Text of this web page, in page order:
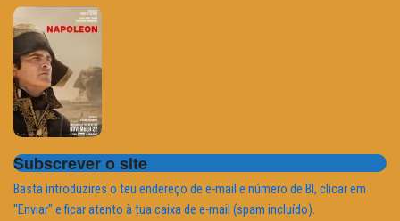
Subscrever o site
Basta introduzires o teu endereço de e-mail e número de BI, clicar em
"Enviar" e ficar atento à tua caixa de e-mail (spam incluído).